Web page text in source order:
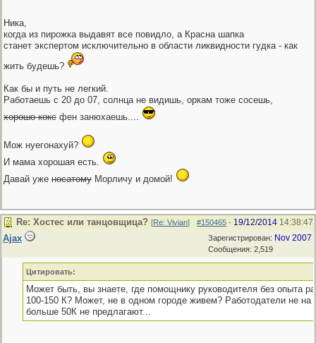
Ника,
когда из пирожка выдавят все повидло, а Красна шапка
станет экспертом исключительно в области ликвидности гудка - как
жить будешь?
Как бы и путь не легкий.
Работаешь с 20 до 07, солнца не видишь, оркам тоже сосешь,
хорошо кокс фен занюхаешь....
Мож нуегонахуй?
И мама хорошая есть.
Давай уже носатому Морличу и домой!
#150465 - 19/12/2014 14:38:47
Re: Хостес или танцовщица? [Re: Vivian]
Зарегистрирован: Nov 2007
Сообщения: 2,519
Ajax
Цитировать:
Может быть, вы знаете, где помощнику руководителя без опыта
100-150 К? Может, не в одном городе живем? Работодатели не на
больше 50К не предлагают...